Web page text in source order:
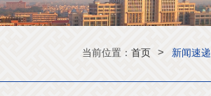
当前位置： 首页 > 新闻速递